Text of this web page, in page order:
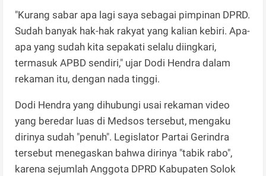
"Kurang sabar apa lagi saya sebagai pimpinan DPRD.
Sudah banyak hak-hak rakyat yang kalian kebiri. Apa-
apa yang sudah kita sepakati selalu diingkari,
termasuk APBD sendiri," ujar Dodi Hendra dalam
rekaman itu, dengan nada tinggi.
Dodi Hendra yang dihubungi usai rekaman video
yang beredar luas di Medsos tersebut, mengaku
dirinya sudah "penuh". Legislator Partai Gerindra
tersebut menegaskan bahwa dirinya "tabik rabo",
karena sejumlah Anggota DPRD Kabupaten Solok